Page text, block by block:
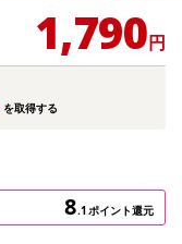
1,790円
を取得する
8.1ポイント還元